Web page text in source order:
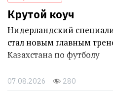
Крутой коуч
Нидерландский
стал новым главным
Казахстана по футболу
07.08.2026 280